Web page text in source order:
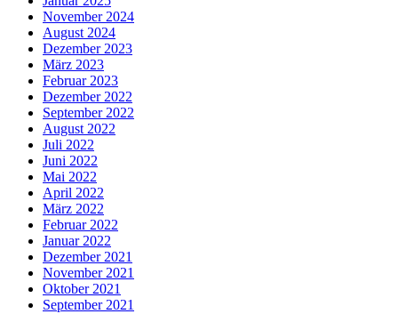
November 2024
August 2024
Dezember 2023
März 2023
Februar 2023
Dezember 2022
September 2022
August 2022
Juli 2022
Juni 2022
Mai 2022
April 2022
März 2022
Februar 2022
Januar 2022
Dezember 2021
November 2021
Oktober 2021
September 2021